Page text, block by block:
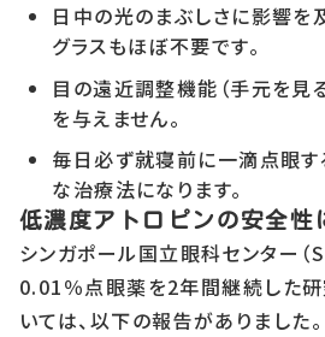
日中の光のまぶしさに影響を
グラスもほぼ不要です。
目の遠近調整機能（手元を見
を与えません。
毎日必ず就寝前に一滴点眼す
な治療法になります。
低濃度アトロピンの安全性
シンガポール国立眼科センター（
0.01％点眼薬を2年間継続した
いては、以下の報告がありました。